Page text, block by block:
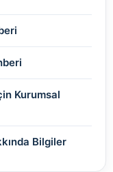
Kurumsal
Bilgiler